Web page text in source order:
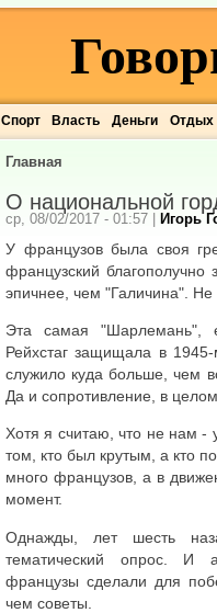
Спорт Власть Деньги Отдых
Главная
О национальной
ср, 08/02/2017 - 01:57 | Игорь
У французов была своя
французский
эпичнее, чем "Галичина". Не
Эта самая "Шарлемань",
Рейхстаг защищала в
служило куда больше, чем
Да и сопротивление, в
Хотя я считаю, что не нам -
том, кто был крутым, а кто
много французов, а в
момент.
Однажды, лет шесть
тематический опрос. И
французы сделали для
чем советы.